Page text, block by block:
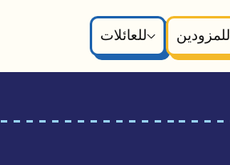
للعائلات
للمزودين